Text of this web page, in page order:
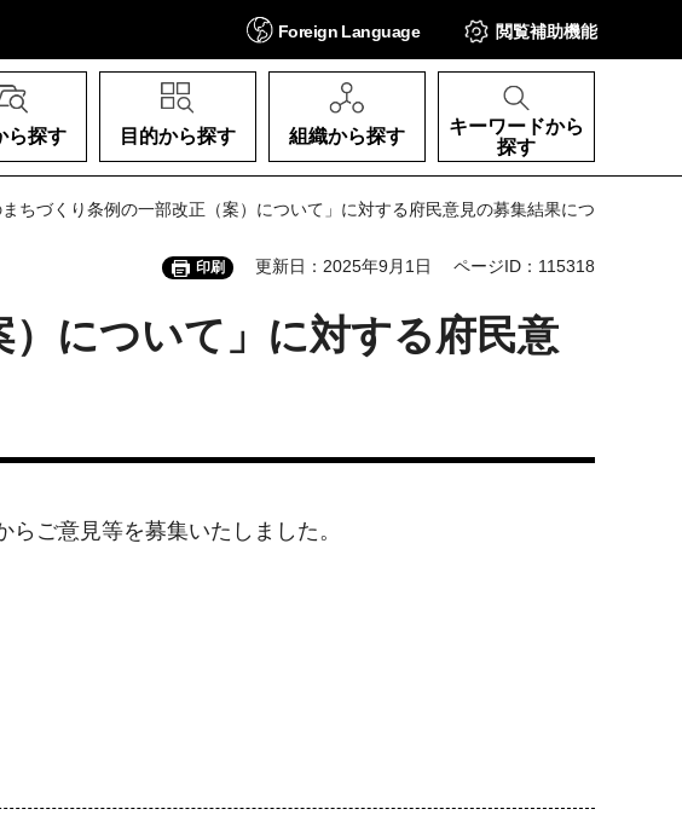
Foreign Language 閲覧補助機能
ら探す 目的から探す 組織から探す
キーワードから
探す
ちづくり条例の一部改正（案）について」に対する府民意見の募集結果につ
印刷 更新日：2025年9月1日 ページID：115318
）について」に対する府民意
ご意見等を募集いたしました。